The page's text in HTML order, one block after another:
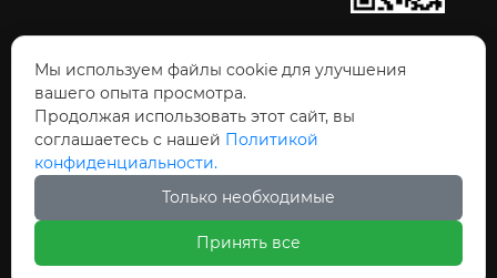
 +86 15991710216
 Комната 10511, здание Луди Ланьхай, улица
Чжанба, зона высоких технологий, Сиань
Мы используем файлы cookie для улучшения
вашего опыта просмотра.
Продолжая использовать этот сайт, вы
соглашаетесь с нашей Политикой
конфиденциальности.
Только необходимые
Принять все